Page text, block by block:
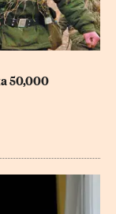
50,000